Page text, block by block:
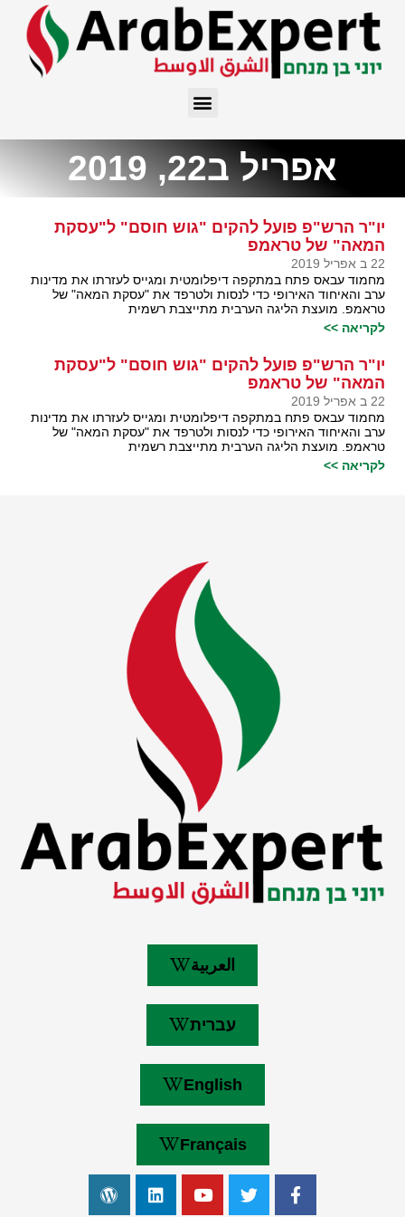
אפריל ב22, 2019
יו"ר הרש"פ פועל להקים "גוש חוסם" ל"עסקת
המאה" של טראמפ
22 ב אפריל 2019
מחמוד עבאס פתח במתקפה דיפלומטית ומגייס לעזרתו את מדינות
ערב והאיחוד האירופי כדי לנסות ולטרפד את "עסקת המאה" של
טראמפ. מועצת הליגה הערבית מתייצבת רשמית
לקריאה >>
יו"ר הרש"פ פועל להקים "גוש חוסם" ל"עסקת
המאה" של טראמפ
22 ב אפריל 2019
מחמוד עבאס פתח במתקפה דיפלומטית ומגייס לעזרתו את מדינות
ערב והאיחוד האירופי כדי לנסות ולטרפד את "עסקת המאה" של
טראמפ. מועצת הליגה הערבית מתייצבת רשמית
לקריאה >>
العربية
עברית
English
Français